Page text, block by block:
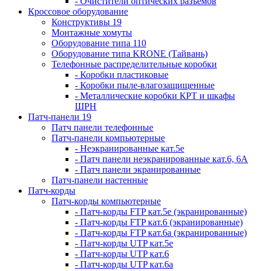
Кроссовое оборудование
Конструктивы 19
Монтажные хомуты
Оборудование типа 110
Оборудование типа KRONE (Тайвань)
Телефонные распределительные коробки
- Коробки пластиковые
- Коробки пыле-влагозащищенные
- Металлические коробки КРТ и шкафы
ШРН
Патч-панели 19
Патч панели телефонные
Патч-панели компьютерные
- Неэкранированные кат.5е
- Патч панели неэкранированные кат.6, 6А
- Патч панели экранированные
Патч-панели настенные
Патч-корды
Патч-корды компьютерные
- Патч-корды FTP кат.5е (экранированные)
- Патч-корды FTP кат.6 (экранированные)
- Патч-корды FTP кат.6а (экранированные)
- Патч-корды UTP кат.5е
- Патч-корды UTP кат.6
- Патч-корды UTP кат.6а